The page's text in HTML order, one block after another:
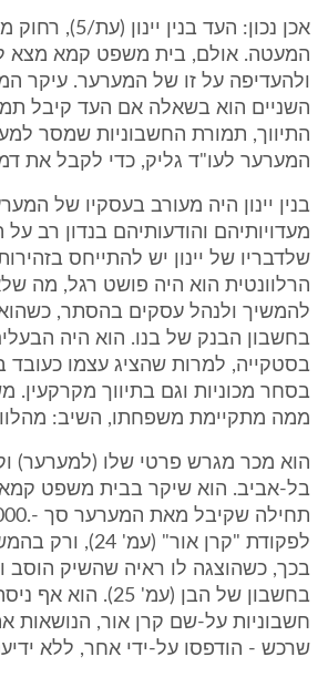
אכן נכון: העד
המעטה. אולם, בית משפט קמא מצא
ולהעדיפה על זו של המערער. עיקר
השניים הוא בשאלה אם העד קיבל
התיווך, תמורת החשבוניות שמסר
המערער לעו"ד גליק, כדי לקבל את דמי
בנין יינון היה מעורב בעסקיו של
מעדויותיהם והודעותיהם בנדון רב
שלדבריו של יינון יש להתייחס
הרלוונטית הוא היה פושט רגל, מה
להמשיך ולנהל עסקים בהסתר,
בחשבון הבנק של בנו. הוא היה
בסטקייה, למרות שהציג עצמו כעובד
בסחר מכוניות וגם בתיווך מקרקעין.
ממה מתקיימת משפחתו, השיב:
הוא מכר מגרש פרטי שלו (למערער)
בל-אביב. הוא שיקר בבית משפט
לפקודת "קרן אור"
בכך, כשהוצגה לו ראיה שהשיק הוסב
בחשבון של הבן (עמ' 25).
חשבוניות על-שם קרן אור, הנושאות
שרכש - הודפסו על-ידי אחר, ללא